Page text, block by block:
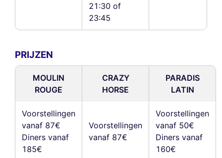
21:30 of
23:45
PRIJZEN
MOULIN
ROUGE
CRAZY
HORSE
PARADIS
LATIN
Voorstellingen
vanaf 87€
Diners vanaf
185€
Voorstellingen
vanaf 87€
Voorstellingen
vanaf 50€
Diners vanaf
160€